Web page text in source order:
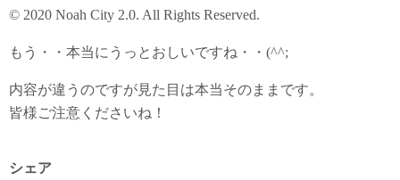
© 2020 Noah Сity 2.0. All Rights Reserved.
もう・・本当にうっとおしいですね・・(^^;
内容が違うのですが見た目は本当そのままです。
皆様ご注意くださいね！
シェア